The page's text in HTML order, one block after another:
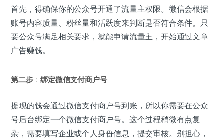
首先，得确保你的公众号开通了流量主权限。微信会根据
账号内容质量、粉丝量和活跃度来判断是否符合条件。只
要公众号满足相关要求，就能申请流量主，开始通过文章
广告赚钱。
第二步：绑定微信支付商户号
提现的钱会通过微信支付商户号到账，所以你需要在公众
号后台绑定一个微信支付商户号。这个过程稍微有点复
杂，需要填写企业或个人身份信息，提交审核。别担心，